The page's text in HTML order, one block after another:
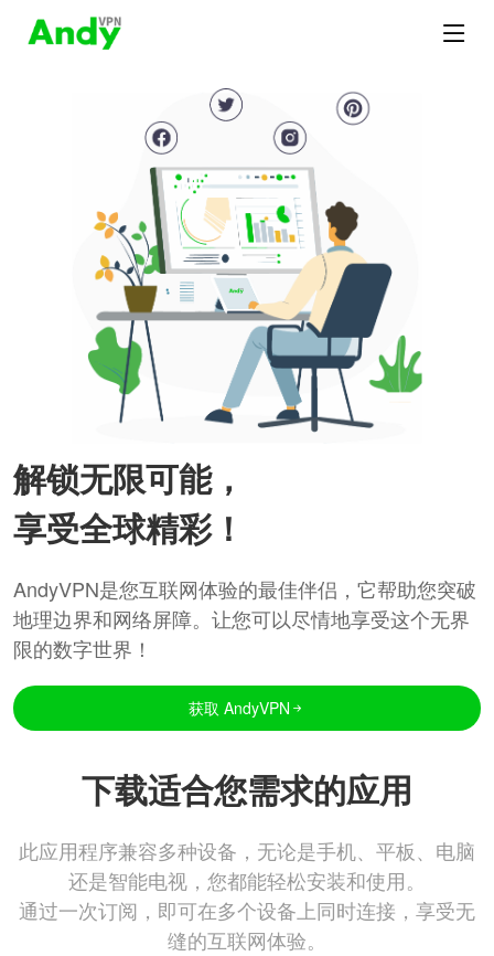
解锁无限可能，
享受全球精彩！
AndyVPN是您互联网体验的最佳伴侣，它帮助您突破
地理边界和网络屏障。让您可以尽情地享受这个无界
限的数字世界！
获取 AndyVPN
下载适合您需求的应用
此应用程序兼容多种设备，无论是手机、平板、电脑
还是智能电视，您都能轻松安装和使用。
通过一次订阅，即可在多个设备上同时连接，享受无
缝的互联网体验。